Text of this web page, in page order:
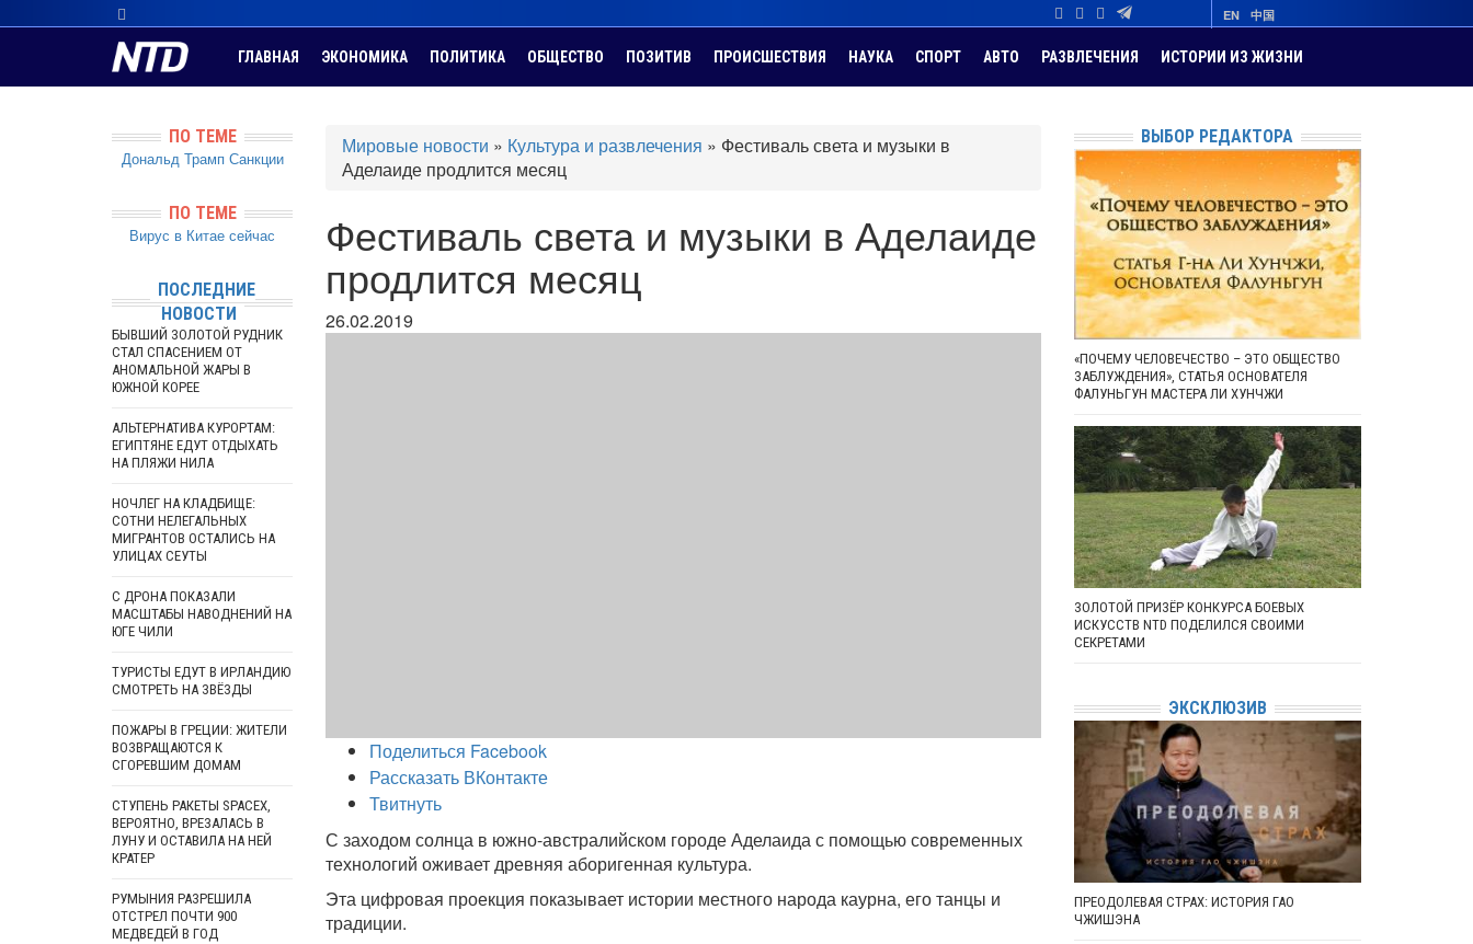
EN 中国
ГЛАВНАЯ ЭКОНОМИКА ПОЛИТИКА ОБЩЕСТВО ПОЗИТИВ ПРОИСШЕСТВИЯ НАУКА СПОРТ АВТО РАЗВЛЕЧЕНИЯ ИСТОРИИ ИЗ ЖИЗНИ
Мировые новости » Культура и развлечения » Фестиваль света и музыки в
Аделаиде продлится месяц
Фестиваль света и музыки в Аделаиде
продлится месяц
26.02.2019
Поделиться Facebook
Рассказать ВКонтакте
Твитнуть
С заходом солнца в южно-австралийском городе Аделаида с помощью современных
технологий оживает древняя аборигенная культура.
Эта цифровая проекция показывает истории местного народа каурна, его танцы и
традиции.
ПО ТЕМЕ
Дональд Трамп Санкции
ПО ТЕМЕ
Вирус в Китае сейчас
ПОСЛЕДНИЕ
НОВОСТИ
БЫВШИЙ ЗОЛОТОЙ РУДНИК
СТАЛ СПАСЕНИЕМ ОТ
АНОМАЛЬНОЙ ЖАРЫ В
ЮЖНОЙ КОРЕЕ
АЛЬТЕРНАТИВА КУРОРТАМ:
ЕГИПТЯНЕ ЕДУТ ОТДЫХАТЬ
НА ПЛЯЖИ НИЛА
НОЧЛЕГ НА КЛАДБИЩЕ:
СОТНИ НЕЛЕГАЛЬНЫХ
МИГРАНТОВ ОСТАЛИСЬ НА
УЛИЦАХ СЕУТЫ
С ДРОНА ПОКАЗАЛИ
МАСШТАБЫ НАВОДНЕНИЙ НА
ЮГЕ ЧИЛИ
ТУРИСТЫ ЕДУТ В ИРЛАНДИЮ
СМОТРЕТЬ НА ЗВЁЗДЫ
ПОЖАРЫ В ГРЕЦИИ: ЖИТЕЛИ
ВОЗВРАЩАЮТСЯ К
СГОРЕВШИМ ДОМАМ
СТУПЕНЬ РАКЕТЫ SPACEX,
ВЕРОЯТНО, ВРЕЗАЛАСЬ В
ЛУНУ И ОСТАВИЛА НА НЕЙ
КРАТЕР
РУМЫНИЯ РАЗРЕШИЛА
ОТСТРЕЛ ПОЧТИ 900
МЕДВЕДЕЙ В ГОД
ВЫБОР РЕДАКТОРА
«ПОЧЕМУ ЧЕЛОВЕЧЕСТВО – ЭТО ОБЩЕСТВО
ЗАБЛУЖДЕНИЯ», СТАТЬЯ ОСНОВАТЕЛЯ
ФАЛУНЬГУН МАСТЕРА ЛИ ХУНЧЖИ
ЗОЛОТОЙ ПРИЗЁР КОНКУРСА БОЕВЫХ
ИСКУССТВ NTD ПОДЕЛИЛСЯ СВОИМИ
СЕКРЕТАМИ
ЭКСКЛЮЗИВ
ПРЕОДОЛЕВАЯ СТРАХ: ИСТОРИЯ ГАО
ЧЖИШЭНА